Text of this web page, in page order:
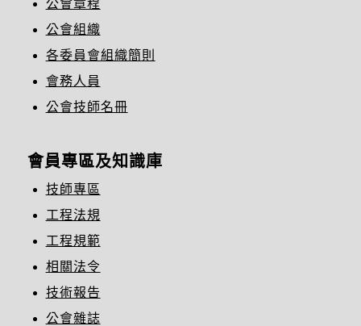
公會章程
公會組織
各委員會組織簡則
會務人員
公會技師名冊
會員專區及知識庫
技師專區
工程法規
工程規範
相關法令
技術報告
公會雜誌